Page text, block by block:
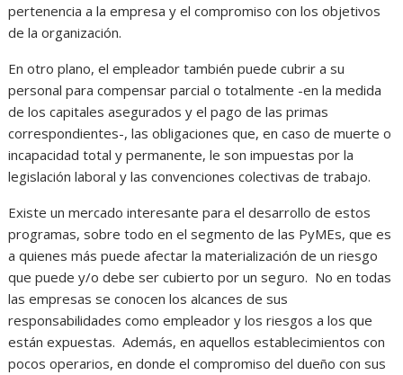
pertenencia a la empresa y el compromiso con los objetivos
de la organización.
En otro plano, el empleador también puede cubrir a su
personal para compensar parcial o totalmente -en la medida
de los capitales asegurados y el pago de las primas
correspondientes-, las obligaciones que, en caso de muerte o
incapacidad total y permanente, le son impuestas por la
legislación laboral y las convenciones colectivas de trabajo.
Existe un mercado interesante para el desarrollo de estos
programas, sobre todo en el segmento de las PyMEs, que es
a quienes más puede afectar la materialización de un riesgo
que puede y/o debe ser cubierto por un seguro. No en todas
las empresas se conocen los alcances de sus
responsabilidades como empleador y los riesgos a los que
están expuestas. Además, en aquellos establecimientos con
pocos operarios, en donde el compromiso del dueño con sus